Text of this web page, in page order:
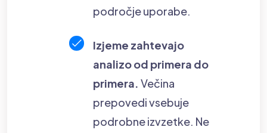
področje uporabe.
Izjeme zahtevajo
analizo od primera do
primera. Večina
prepovedi vsebuje
podrobne izvzetke. Ne